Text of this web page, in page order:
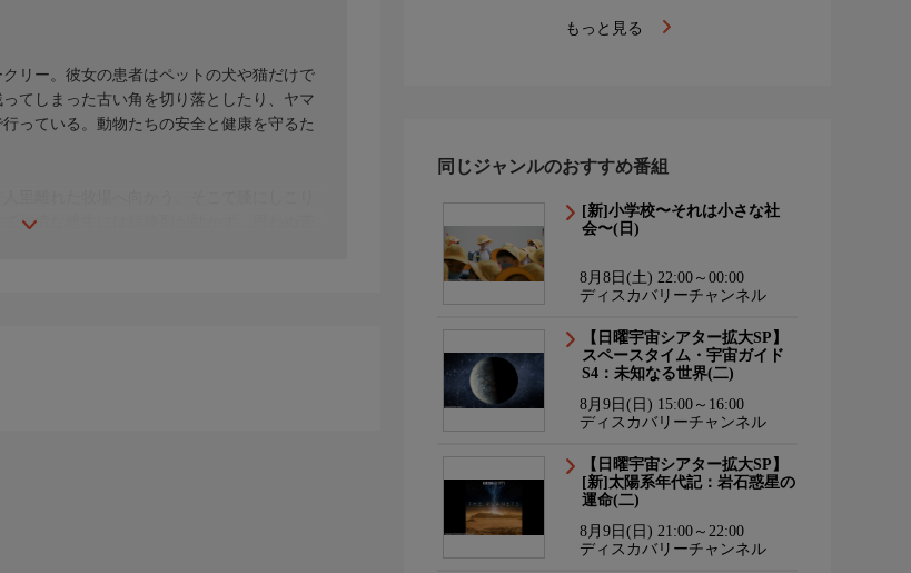
リー。彼女の患者はペットの犬や猫だけで
てしまった古い角を切り落としたり、ヤマ
っている。動物たちの安全と健康を守るた
強情な雌牛には鎮静剤が効かず、思わぬ苦
もっと見る
同じジャンルのおすすめ番組
[新]小学校〜それは小さな社
会〜(日)
8月8日(土) 22:00～00:00
ディスカバリーチャンネル
【日曜宇宙シアター拡大SP】
スペースタイム・宇宙ガイド
S4：未知なる世界(二)
8月9日(日) 15:00～16:00
ディスカバリーチャンネル
【日曜宇宙シアター拡大SP】
[新]太陽系年代記：岩石惑星の
運命(二)
8月9日(日) 21:00～22:00
ディスカバリーチャンネル